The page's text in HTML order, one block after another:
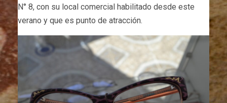
N° 8, con su local comercial habilitado desde este
verano y que es punto de atracción.